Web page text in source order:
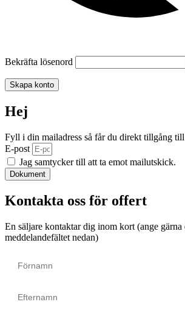
Bekräfta lösenord
Skapa konto
Hej
Fyll i din mailadress så får du direkt tillgång
E-post
Jag samtycker till att ta emot mailutskick.
Dokument
Kontakta oss för offert
En säljare kontaktar dig inom kort (ange
meddelandefältet nedan)